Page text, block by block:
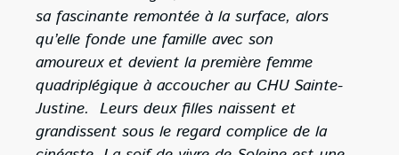
sa fascinante remontée à la surface, alors
qu’elle fonde une famille avec son
amoureux et devient la première femme
quadriplégique à accoucher au CHU Sainte-
Justine. Leurs deux filles naissent et
grandissent sous le regard complice de la